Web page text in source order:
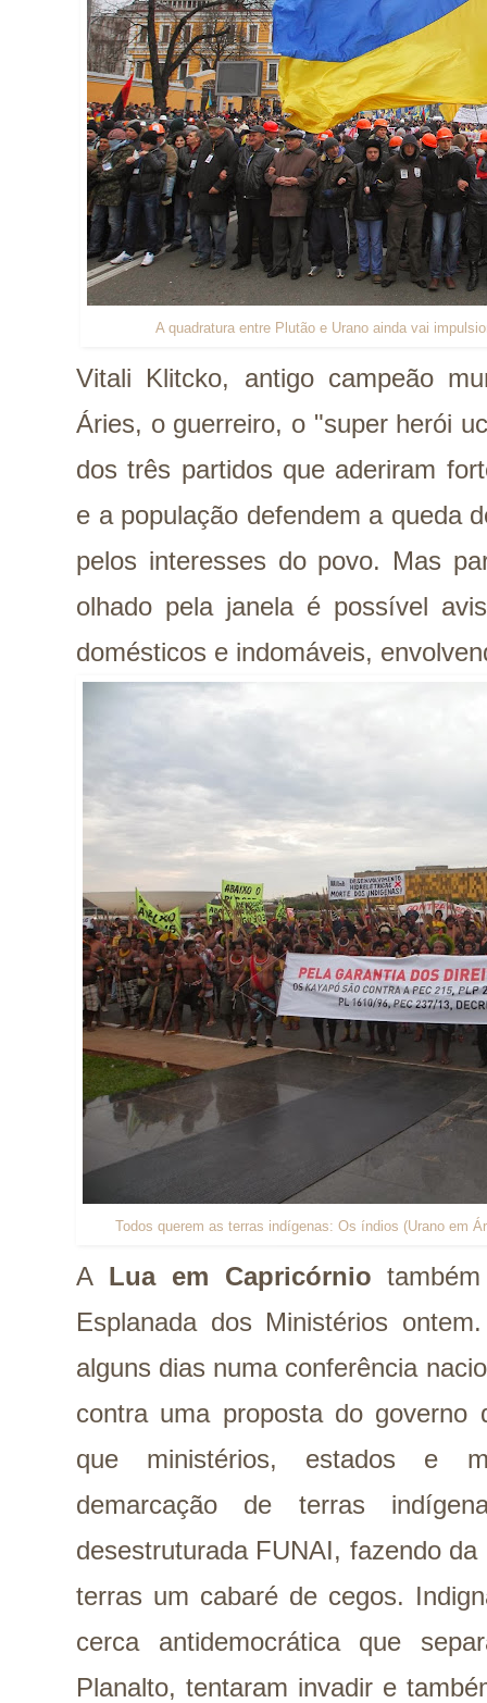
A quadratura entre Plutão e Urano ainda vai
Vitali Klitcko, antigo campeão
Áries, o guerreiro, o "super herói
dos três partidos que aderiram
e a população defendem a queda
pelos interesses do povo. Mas
olhado pela janela é possível
domésticos e indomáveis,
Todos querem as terras indígenas: Os índios (Urano em
A Lua em Capricórnio
Esplanada dos Ministérios
alguns dias numa conferência
contra uma proposta do governo
que ministérios, estados e
demarcação de terras
desestruturada FUNAI, fazendo
terras um cabaré de cegos.
cerca antidemocrática que
Planalto, tentaram invadir e